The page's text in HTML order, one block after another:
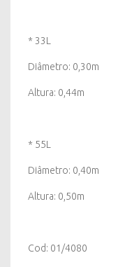
* 33L
Diâmetro: 0,30m
Altura: 0,44m
* 55L
Diâmetro: 0,40m
Altura: 0,50m
Cod: 01/4080